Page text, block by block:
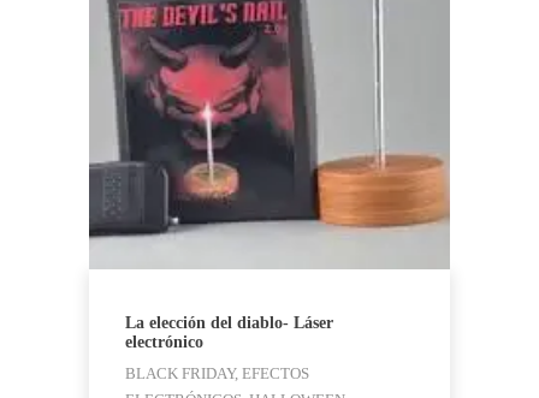
La elección del diablo- Láser
electrónico
BLACK FRIDAY, EFECTOS